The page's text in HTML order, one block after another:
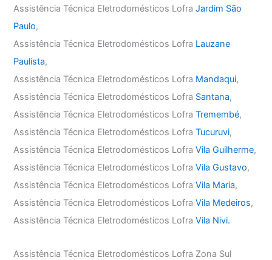
Assistência Técnica Eletrodomésticos LofraJardim São
Paulo,
Assistência Técnica Eletrodomésticos Lofra Lauzane
Paulista,
Assistência Técnica Eletrodomésticos Lofra Mandaqui,
Assistência Técnica Eletrodomésticos Lofra Santana,
Assistência Técnica Eletrodomésticos LofraTremembé,
Assistência Técnica Eletrodomésticos LofraTucuruvi,
Assistência Técnica Eletrodomésticos LofraVila Guilherme,
Assistência Técnica Eletrodomésticos LofraVila Gustavo,
Assistência Técnica Eletrodomésticos LofraVila Maria,
Assistência Técnica Eletrodomésticos LofraVila Medeiros,
Assistência Técnica Eletrodomésticos LofraVila Nivi.
Assistência Técnica Eletrodomésticos Lofra Zona Sul